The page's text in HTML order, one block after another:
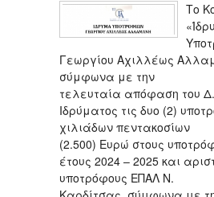
Το
Γεωργίου Αχιλλέως
σύμφωνα με την
τελευταία απόφαση του
Ιδρύματος τις δυο (2)
χιλιάδων πεντακοσίων
(2.500) Ευρώ στους
έτους 2024 – 2025 και
υποτρόφους ΕΠΑΛ Ν.